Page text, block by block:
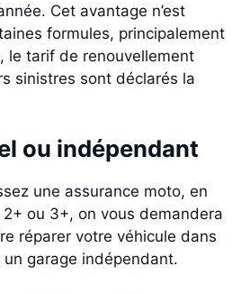
Cet avantage n’est
formules, principalement
le tarif de renouvellement
sinistres sont déclarés la
ou indépendant
une assurance moto, en
ou 3+, on vous demandera
réparer votre véhicule dans
garage indépendant.